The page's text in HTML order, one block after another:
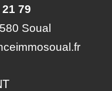
79
Soual